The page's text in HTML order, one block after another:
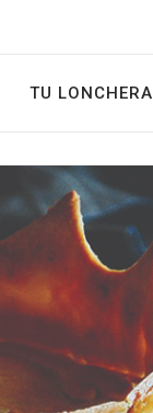
TU LONCHERA